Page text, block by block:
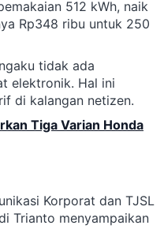
512 kWh, naik
Rp348 ribu untuk 250
tidak ada
elektronik. Hal ini
di kalangan netizen.
Tiga Varian Honda
Korporat dan TJSL
Trianto menyampaikan